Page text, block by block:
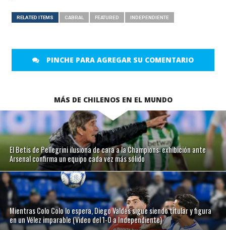
RELATED ITEMS CABRAL FEATURED INDEPENDIENTE
PINCHE PARA AGREGAR SU COMENTARIO
MÁS DE CHILENOS EN EL MUNDO
El Betis de Pellegrini ilusiona de cara a la Champions: exhibición ante
Arsenal confirma un equipo cada vez más sólido
Mientras Colo Colo lo espera, Diego Valdés sigue siendo titular y figura
en un Vélez imparable (Video del 1-0 a Independiente)